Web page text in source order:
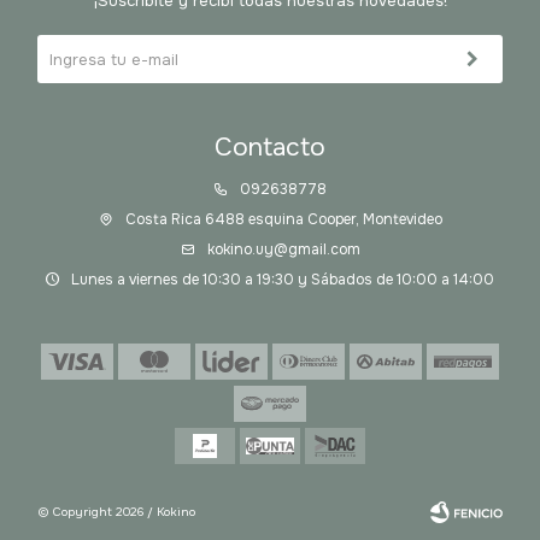
Contacto
092638778
Costa Rica 6488 esquina Cooper, Montevideo
kokino.uy@gmail.com
Lunes a viernes de 10:30 a 19:30 y Sábados de 10:00 a 14:00
© Copyright 2026 / Kokino